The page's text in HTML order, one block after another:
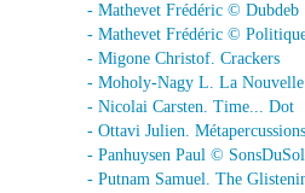
- Mathevet Frédéric © Dubdeb
- Mathevet Frédéric ©
- Migone Christof. Crackers
- Moholy-Nagy L. La Nouvelle
- Nicolai Carsten. Time... Dot
- Ottavi Julien.
- Panhuysen Paul ©
- Putnam Samuel. The